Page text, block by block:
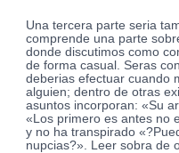
Una tercera parte seri­a
comprende una parte
donde discutimos como
de forma casual. Seras
deberias efectuar cuando
alguien; dentro de otras
asuntos incorporan: «Su
«Los primero es antes no
y no ha transpirado
nupcias?». Leer sobra de